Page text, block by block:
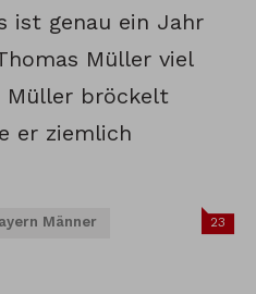
ist genau ein Jahr
Müller viel
Müller bröckelt
er ziemlich
Männer 23